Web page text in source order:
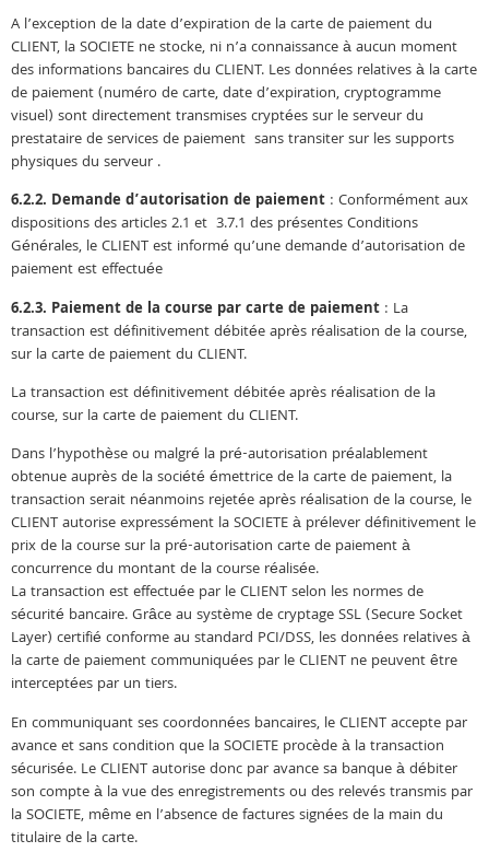
A l’exception de la date d’expiration de la carte de paiement du
CLIENT, la SOCIETE ne stocke, ni n’a connaissance à aucun moment
des informations bancaires du CLIENT. Les données relatives à la carte
de paiement (numéro de carte, date d’expiration, cryptogramme
visuel) sont directement transmises cryptées sur le serveur du
prestataire de services de paiement sans transiter sur les supports
physiques du serveur .
6.2.2. Demande d’autorisation de paiement : Conformément aux
dispositions des articles 2.1 et 3.7.1 des présentes Conditions
Générales, le CLIENT est informé qu’une demande d’autorisation de
paiement est effectuée
6.2.3. Paiement de la course par carte de paiement : La
transaction est définitivement débitée après réalisation de la course,
sur la carte de paiement du CLIENT.
La transaction est définitivement débitée après réalisation de la
course, sur la carte de paiement du CLIENT.
Dans l’hypothèse ou malgré la pré-autorisation préalablement
obtenue auprès de la société émettrice de la carte de paiement, la
transaction serait néanmoins rejetée après réalisation de la course, le
CLIENT autorise expressément la SOCIETE à prélever définitivement le
prix de la course sur la pré-autorisation carte de paiement à
concurrence du montant de la course réalisée.
La transaction est effectuée par le CLIENT selon les normes de
sécurité bancaire. Grâce au système de cryptage SSL (Secure Socket
Layer) certifié conforme au standard PCI/DSS, les données relatives à
la carte de paiement communiquées par le CLIENT ne peuvent être
interceptées par un tiers.
En communiquant ses coordonnées bancaires, le CLIENT accepte par
avance et sans condition que la SOCIETE procède à la transaction
sécurisée. Le CLIENT autorise donc par avance sa banque à débiter
son compte à la vue des enregistrements ou des relevés transmis par
la SOCIETE, même en l’absence de factures signées de la main du
titulaire de la carte.